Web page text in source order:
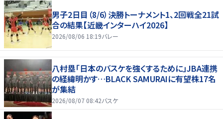
男子2日目（8/6）決勝トーナメント1、2回戦全21試
合の結果【近畿インターハイ2026】
2026/08/06 18:19バレー
八村塁「日本のバスケを強くするために」JBA連携
の経緯明かす…BLACK SAMURAIに有望株17名
が集結
2026/08/07 08:42バスケ